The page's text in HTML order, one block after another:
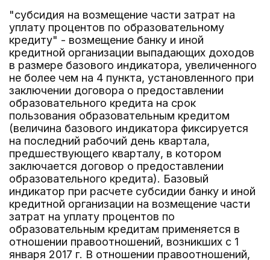
"субсидия на возмещение части затрат на
уплату процентов по образовательному
кредиту" - возмещение банку и иной
кредитной организации выпадающих доходов
в размере базового индикатора, увеличенного
не более чем на 4 пункта, установленного при
заключении договора о предоставлении
образовательного кредита на срок
пользования образовательным кредитом
(величина базового индикатора фиксируется
на последний рабочий день квартала,
предшествующего кварталу, в котором
заключается договор о предоставлении
образовательного кредита). Базовый
индикатор при расчете субсидии банку и иной
кредитной организации на возмещение части
затрат на уплату процентов по
образовательным кредитам применяется в
отношении правоотношений, возникших с 1
января 2017 г. В отношении правоотношений,